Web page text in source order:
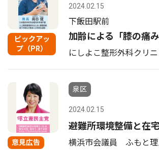
ピックアッ
プ（PR）
2024.02.15
下飯田駅前
加齢による「膝の痛
にしよこ整形外科クリ
意見広告
泉区
2024.02.15
避難所環境整備と在
横浜市会議員 ふもと